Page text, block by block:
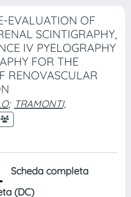
EVALUATION OF
SCINTIGRAPHY,
IV PYELOGRAPHY
FOR THE
RENOVASCULAR
; TRAMONTI,
Scheda completa
(DC)